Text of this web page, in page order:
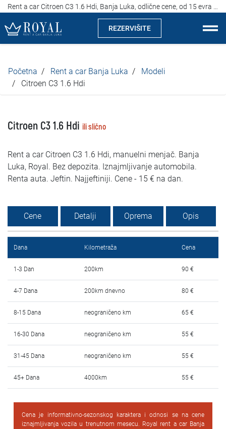
REZERVIŠITE
Kompanija
Lokacije
Iznajmljivanje vozila
Cijene
Uslovi najma
Najčešća pitanja
Blog
Kontakt
EN
Početna Rent a car Banja Luka
Modeli
Citroen C3 1.6 Hdi
Citroen C3 1.6 Hdi ili slično
Rent a car Citroen C3 1.6 Hdi, manuelni menjač. Banja
Luka, Royal. Bez depozita. Iznajmljivanje automobila.
Renta auta. Jeftin. Najjeftiniji. Cene - 15 € na dan.
Cene Detalji Oprema Opis
Dana Kilometraža Cena
1-3 Dan 200km 90 €
4-7 Dana 200km dnevno 80 €
8-15 Dana neograničeno km 65 €
16-30 Dana neograničeno km 55 €
31-45 Dana neograničeno km 55 €
45+ Dana 4000km 55 €
Cena je informativno-sezonskog karaktera i odnosi se na cene
iznajmljivanja vozila u trenutnom mesecu. Royal rent a car Banja